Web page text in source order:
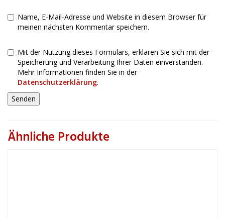
Name, E-Mail-Adresse und Website in diesem Browser für
meinen nächsten Kommentar speichern.
Mit der Nutzung dieses Formulars, erklären Sie sich mit der
Speicherung und Verarbeitung Ihrer Daten einverstanden.
Mehr Informationen finden Sie in der
Datenschutzerklärung.
Ähnliche Produkte